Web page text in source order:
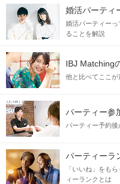
冗談を言い合
突発で日帰り
2人で夜更かし
何気ない日常
そう思える
親
彼女のこ
当日の流れ
婚活パーティ
婚活パーティー
ることを解説
IBJ Matching
他と比べてここ
パーティー参
パーティー予約
パーティーラ
「いいね」をも
ィーランクとは